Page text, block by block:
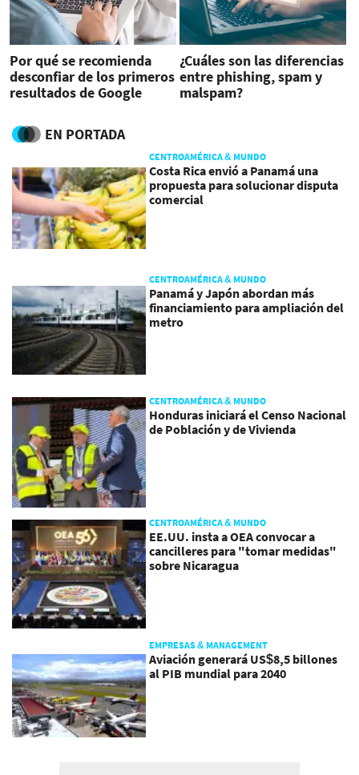
Por qué se recomienda
desconfiar de los primeros
resultados de Google
¿Cuáles son las diferencias
entre phishing, spam y
malspam?
EN PORTADA
CENTROAMÉRICA & MUNDO
Costa Rica envió a Panamá una
propuesta para solucionar disputa
comercial
CENTROAMÉRICA & MUNDO
Panamá y Japón abordan más
financiamiento para ampliación del
metro
CENTROAMÉRICA & MUNDO
Honduras iniciará el Censo Nacional
de Población y de Vivienda
CENTROAMÉRICA & MUNDO
EE.UU. insta a OEA convocar a
cancilleres para "tomar medidas"
sobre Nicaragua
EMPRESAS & MANAGEMENT
Aviación generará US$8,5 billones
al PIB mundial para 2040